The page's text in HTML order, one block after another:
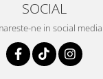
SOCIAL
ne in social media